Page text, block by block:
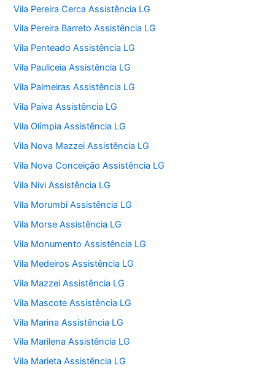
Vila Pereira Cerca Assistência LG
Vila Pereira Barreto Assistência LG
Vila Penteado Assistência LG
Vila Pauliceia Assistência LG
Vila Palmeiras Assistência LG
Vila Paiva Assistência LG
Vila Olímpia Assistência LG
Vila Nova Mazzei Assistência LG
Vila Nova Conceição Assistência LG
Vila Nivi Assistência LG
Vila Morumbi Assistência LG
Vila Morse Assistência LG
Vila Monumento Assistência LG
Vila Medeiros Assistência LG
Vila Mazzei Assistência LG
Vila Mascote Assistência LG
Vila Marina Assistência LG
Vila Marilena Assistência LG
Vila Marieta Assistência LG